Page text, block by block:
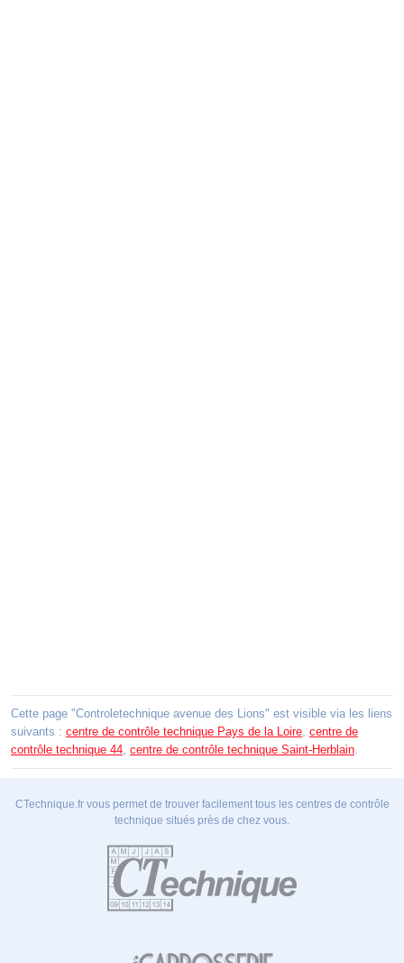
Cette page "Controletechnique avenue des Lions" est visible via les liens
suivants : centre de contrôle technique Pays de la Loire centre de
contrôle technique 44 centre de contrôle technique Saint-Herblain
CTechnique.fr vous permet de trouver facilement tous les centres de contrôle
technique situés près de chez vous.